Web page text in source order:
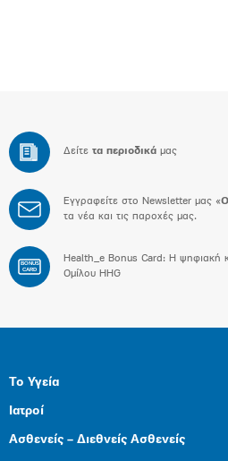
Δείτε τα περιοδικά μας
Εγγραφείτε στο Newsletter μας «
τα νέα και τις παροχές μας.
BONUS
CARD
Health_e Bonus Card: H ψηφιακή
Ομίλου HHG
Το Υγεία
Ιατροί
Ασθενείς – Διεθνείς Ασθενείς